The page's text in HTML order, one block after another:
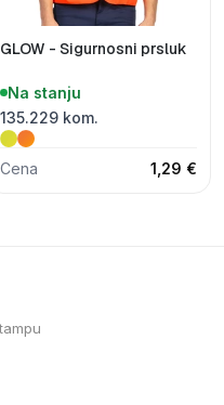
GLOW - Sigurnosni prsluk
Na stanju
135.229 kom.
Cena 1,29 €